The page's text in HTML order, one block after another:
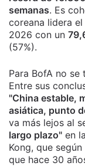
semanas. Es
coreana lidera el
2026 con un
(57%).
Para BofA no
Entre sus
"China estable,
asiática, punto
va más lejos al
largo plazo" en
Kong, que
que hace 30